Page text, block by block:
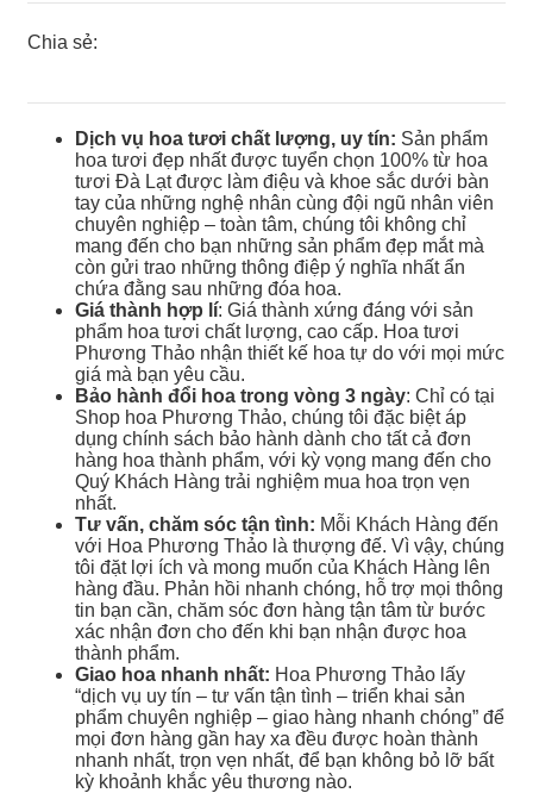
Chia sẻ:
Dịch vụ hoa tươi chất lượng, uy tín: Sản phẩm
hoa tươi đẹp nhất được tuyển chọn 100% từ hoa
tươi Đà Lạt được làm điệu và khoe sắc dưới bàn
tay của những nghệ nhân cùng đội ngũ nhân viên
chuyên nghiệp – toàn tâm, chúng tôi không chỉ
mang đến cho bạn những sản phẩm đẹp mắt mà
còn gửi trao những thông điệp ý nghĩa nhất ẩn
chứa đằng sau những đóa hoa.
Giá thành hợp lí: Giá thành xứng đáng với sản
phẩm hoa tươi chất lượng, cao cấp. Hoa tươi
Phương Thảo nhận thiết kế hoa tự do với mọi mức
giá mà bạn yêu cầu.
Bảo hành đổi hoa trong vòng 3 ngày: Chỉ có tại
Shop hoa Phương Thảo, chúng tôi đặc biệt áp
dụng chính sách bảo hành dành cho tất cả đơn
hàng hoa thành phẩm, với kỳ vọng mang đến cho
Quý Khách Hàng trải nghiệm mua hoa trọn vẹn
nhất.
Tư vấn, chăm sóc tận tình: Mỗi Khách Hàng đến
với Hoa Phương Thảo là thượng đế. Vì vậy, chúng
tôi đặt lợi ích và mong muốn của Khách Hàng lên
hàng đầu. Phản hồi nhanh chóng, hỗ trợ mọi thông
tin bạn cần, chăm sóc đơn hàng tận tâm từ bước
xác nhận đơn cho đến khi bạn nhận được hoa
thành phẩm.
Giao hoa nhanh nhất: Hoa Phương Thảo lấy
“dịch vụ uy tín – tư vấn tận tình – triển khai sản
phẩm chuyên nghiệp – giao hàng nhanh chóng” để
mọi đơn hàng gần hay xa đều được hoàn thành
nhanh nhất, trọn vẹn nhất, để bạn không bỏ lỡ bất
kỳ khoảnh khắc yêu thương nào.